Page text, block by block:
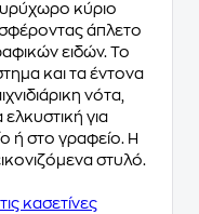
κύριο
άπλετο
ειδών. Το
και τα έντονα
νότα,
για
ή στο γραφείο. Η
στυλό.
κασετίνες